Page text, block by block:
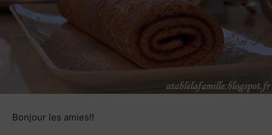
Bonjour les amies!!